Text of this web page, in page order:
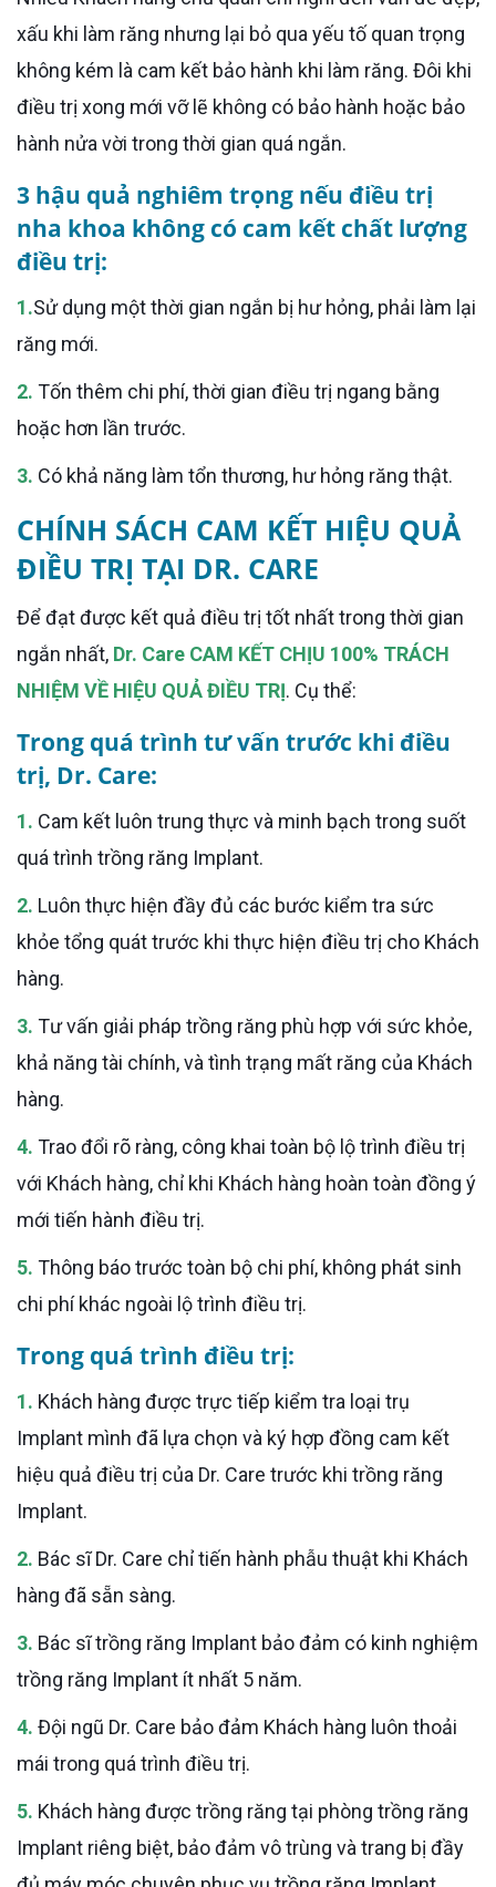
xấu khi làm răng nhưng lại bỏ qua yếu tố quan trọng
không kém là cam kết bảo hành khi làm răng. Đôi khi
điều trị xong mới vỡ lẽ không có bảo hành hoặc bảo
hành nửa vời trong thời gian quá ngắn.
3 hậu quả nghiêm trọng nếu điều trị
nha khoa không có cam kết chất lượng
điều trị:
1.Sử dụng một thời gian ngắn bị hư hỏng, phải làm lại
răng mới.
2. Tốn thêm chi phí, thời gian điều trị ngang bằng
hoặc hơn lần trước.
3. Có khả năng làm tổn thương, hư hỏng răng thật.
CHÍNH SÁCH CAM KẾT HIỆU QUẢ
ĐIỀU TRỊ TẠI DR. CARE
Để đạt được kết quả điều trị tốt nhất trong thời gian
ngắn nhất, Dr. Care CAM KẾT CHỊU 100% TRÁCH
NHIỆM VỀ HIỆU QUẢ ĐIỀU TRỊ. Cụ thể:
Trong quá trình tư vấn trước khi điều
trị, Dr. Care:
Cam kết luôn trung thực và minh bạch trong suốt
quá trình trồng răng Implant.
2. Luôn thực hiện đầy đủ các bước kiểm tra sức
khỏe tổng quát trước khi thực hiện điều trị cho Khách
hàng.
3. Tư vấn giải pháp trồng răng phù hợp với sức khỏe,
khả năng tài chính, và tình trạng mất răng của Khách
hàng.
4. Trao đổi rõ ràng, công khai toàn bộ lộ trình điều trị
với Khách hàng, chỉ khi Khách hàng hoàn toàn đồng ý
mới tiến hành điều trị.
5. Thông báo trước toàn bộ chi phí, không phát sinh
chi phí khác ngoài lộ trình điều trị.
Trong quá trình điều trị:
1. Khách hàng được trực tiếp kiểm tra loại trụ
Implant mình đã lựa chọn và ký hợp đồng cam kết
hiệu quả điều trị của Dr. Care trước khi trồng răng
Implant.
2. Bác sĩ Dr. Care chỉ tiến hành phẫu thuật khi Khách
hàng đã sẵn sàng.
3. Bác sĩ trồng răng Implant bảo đảm có kinh nghiệm
trồng răng Implant ít nhất 5 năm.
4. Đội ngũ Dr. Care bảo đảm Khách hàng luôn thoải
mái trong quá trình điều trị.
5. Khách hàng được trồng răng tại phòng trồng răng
Implant riêng biệt, bảo đảm vô trùng và trang bị đầy